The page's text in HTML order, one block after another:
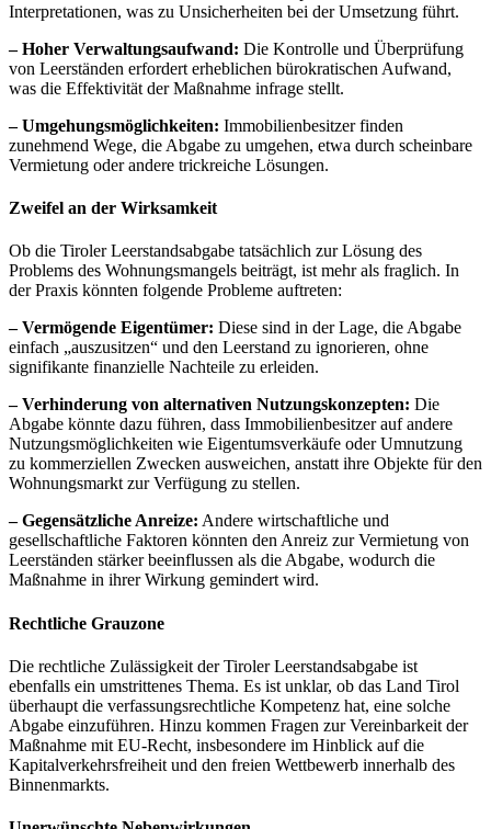
Interpretationen, was zu Unsicherheiten bei der Umsetzung führt.
– Hoher Verwaltungsaufwand: Die Kontrolle und Überprüfung
von Leerständen erfordert erheblichen bürokratischen Aufwand,
was die Effektivität der Maßnahme infrage stellt.
– Umgehungsmöglichkeiten: Immobilienbesitzer finden
zunehmend Wege, die Abgabe zu umgehen, etwa durch scheinbare
Vermietung oder andere trickreiche Lösungen.
Zweifel an der Wirksamkeit
Ob die Tiroler Leerstandsabgabe tatsächlich zur Lösung des
Problems des Wohnungsmangels beiträgt, ist mehr als fraglich. In
der Praxis könnten folgende Probleme auftreten:
– Vermögende Eigentümer: Diese sind in der Lage, die Abgabe
einfach „auszusitzen“ und den Leerstand zu ignorieren, ohne
signifikante finanzielle Nachteile zu erleiden.
– Verhinderung von alternativen Nutzungskonzepten: Die
Abgabe könnte dazu führen, dass Immobilienbesitzer auf andere
Nutzungsmöglichkeiten wie Eigentumsverkäufe oder Umnutzung
zu kommerziellen Zwecken ausweichen, anstatt ihre Objekte für den
Wohnungsmarkt zur Verfügung zu stellen.
– Gegensätzliche Anreize: Andere wirtschaftliche und
gesellschaftliche Faktoren könnten den Anreiz zur Vermietung von
Leerständen stärker beeinflussen als die Abgabe, wodurch die
Maßnahme in ihrer Wirkung gemindert wird.
Rechtliche Grauzone
Die rechtliche Zulässigkeit der Tiroler Leerstandsabgabe ist
ebenfalls ein umstrittenes Thema. Es ist unklar, ob das Land Tirol
überhaupt die verfassungsrechtliche Kompetenz hat, eine solche
Abgabe einzuführen. Hinzu kommen Fragen zur Vereinbarkeit der
Maßnahme mit EU-Recht, insbesondere im Hinblick auf die
Kapitalverkehrsfreiheit und den freien Wettbewerb innerhalb des
Binnenmarkts.